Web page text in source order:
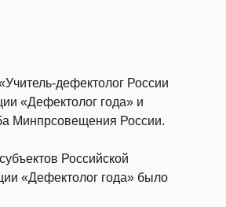
дефектолог России
«Дефектолог года» и
Минпрсовещения России.
Российской
«Дефектолог года» было